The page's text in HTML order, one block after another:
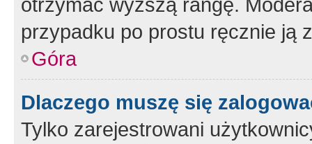
przypadku po prostu ręcznie ją
Góra
Dlaczego muszę się
Tylko zarejestrowani